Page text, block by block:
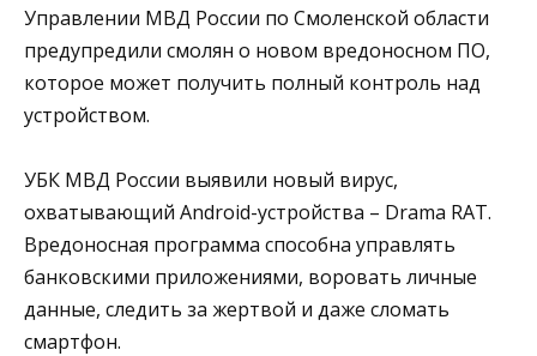
Управлении МВД России по Смоленской области
предупредили смолян о новом вредоносном ПО,
которое может получить полный контроль над
устройством.
УБК МВД России выявили новый вирус,
охватывающий Android-устройства – Drama RAT.
Вредоносная программа способна управлять
банковскими приложениями, воровать личные
данные, следить за жертвой и даже сломать
смартфон.